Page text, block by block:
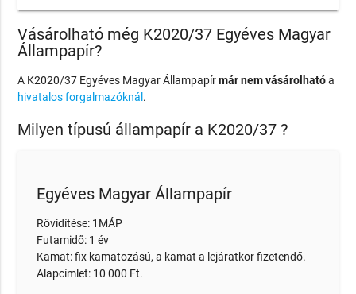
Vásárolható még K2020/37 Egyéves Magyar
Állampapír?
A K2020/37 Egyéves Magyar Állampapírmár nem vásárolhatóa
hivatalos forgalmazóknál .
Milyen típusú állampapír a K2020/37 ?
Egyéves Magyar Állampapír
Rövidítése: 1MÁP
Futamidő: 1 év
Kamat: fix kamatozású, a kamat a lejáratkor fizetendő.
Alapcímlet: 10 000 Ft.